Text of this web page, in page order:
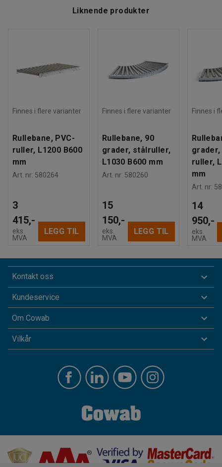
Liknende produkter
Finnes i flere varianter
Rullebane, PVC-
ruller, L1200 B600
mm
Art. nr: 580264
3
415,-
eks.
MVA
LEGG TIL
Finnes i flere varianter
Rullebane, 90
grader, stålruller,
L1030 B600 mm
Art. nr: 580260
15
150,-
eks.
MVA
LEGG TIL
Finnes i
grader,
ruller,
mm
Art. nr:
14
950,-
eks.
MVA
Kontakt oss
Kundeservice
Om Cowab
Vilkår